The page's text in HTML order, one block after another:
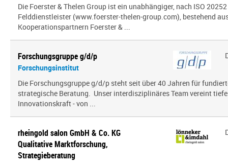
Die Foerster & Thelen Group ist ein unabhängiger, nach ISO
Felddienstleister (www.foerster-thelen-group.com), bestehend
Kooperationspartnern Foerster & ...
Forschungsgruppe g/d/p
Forschungsinstitut
Die Forschungsgruppe g/d/p steht seit über 40 Jahren für
strategische Beratung. Unser interdisziplinäres Team vereint
Innovationskraft - von ...
rheingold salon GmbH & Co. KG
Qualitative Marktforschung,
Strategieberatung